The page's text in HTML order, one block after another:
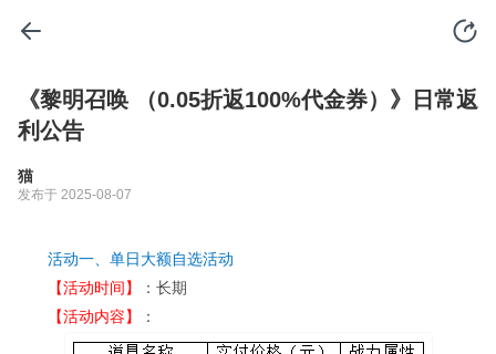
《黎明召唤 （0.05折返100%代金券）》日常返
利公告
猫
发布于 2025-08-07
活动一、单日大额自选活动
【活动时间】
：长期
【活动内容】
：